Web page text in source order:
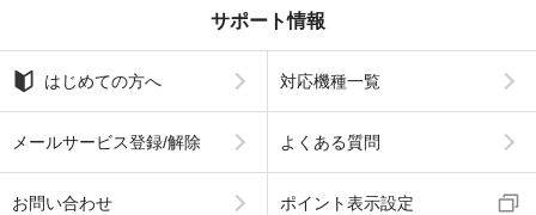
サポート情報
はじめての方へ 対応機種一覧
メールサービス登録/解除 よくある質問
お問い合わせ ポイント表示設定